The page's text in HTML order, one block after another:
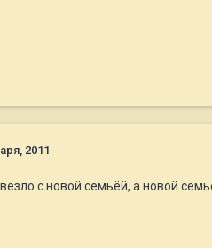
2011
с новой семьёй, а новой